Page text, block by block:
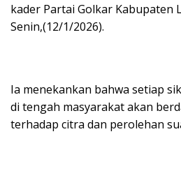
kader Partai Golkar Kabupaten
Senin,(12/1/2026).
Ia menekankan bahwa setiap
di tengah masyarakat akan
terhadap citra dan perolehan